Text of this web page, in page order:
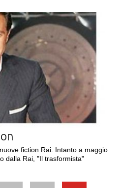
fiction Rai. Intanto a maggio
dalla Rai, "Il trasformista"